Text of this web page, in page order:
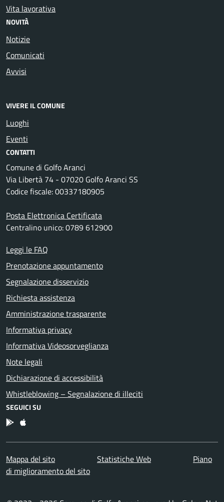
Vita lavorativa
NOVITÀ
Notizie
Comunicati
Avvisi
VIVERE IL COMUNE
Luoghi
Eventi
CONTATTI
Comune di Golfo Aranci
Via Libertà 74 - 07020 Golfo Aranci SS
Codice fiscale: 00337180905
Posta Elettronica Certificata
Centralino unico: 0789 612900
Leggi le FAQ
Prenotazione appuntamento
Segnalazione disservizio
Richiesta assistenza
Amministrazione trasparente
Informativa privacy
Informativa Videosorveglianza
Note legali
Dichiarazione di accessibilità
Whistleblowing – Segnalazione di illeciti
SEGUICI SU
App Android
App IOS
Mappa del sito Statistiche Web
Piano
di miglioramento del sito